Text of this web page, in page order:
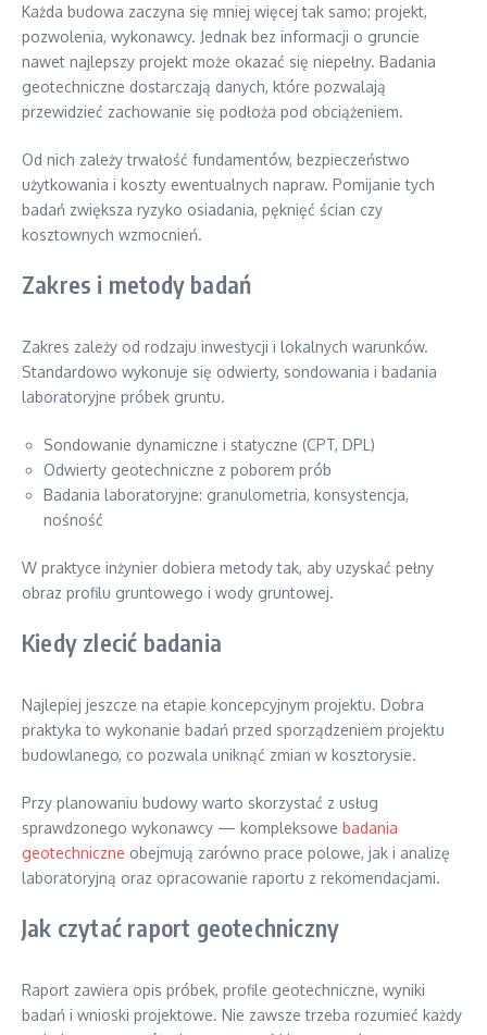
Każda budowa zaczyna się mniej więcej tak samo: projekt,
pozwolenia, wykonawcy. Jednak bez informacji o gruncie
nawet najlepszy projekt może okazać się niepełny. Badania
geotechniczne dostarczają danych, które pozwalają
przewidzieć zachowanie się podłoża pod obciążeniem.
Od nich zależy trwałość fundamentów, bezpieczeństwo
użytkowania i koszty ewentualnych napraw. Pomijanie tych
badań zwiększa ryzyko osiadania, pęknięć ścian czy
kosztownych wzmocnień.
Zakres i metody badań
Zakres zależy od rodzaju inwestycji i lokalnych warunków.
Standardowo wykonuje się odwierty, sondowania i badania
laboratoryjne próbek gruntu.
Sondowanie dynamiczne i statyczne (CPT, DPL)
Odwierty geotechniczne z poborem prób
Badania laboratoryjne: granulometria, konsystencja,
nośność
W praktyce inżynier dobiera metody tak, aby uzyskać pełny
obraz profilu gruntowego i wody gruntowej.
Kiedy zlecić badania
Najlepiej jeszcze na etapie koncepcyjnym projektu. Dobra
praktyka to wykonanie badań przed sporządzeniem projektu
budowlanego, co pozwala uniknąć zmian w kosztorysie.
Przy planowaniu budowy warto skorzystać z usług
sprawdzonego wykonawcy — kompleksowe badania
geotechniczne obejmują zarówno prace polowe, jak i analizę
laboratoryjną oraz opracowanie raportu z rekomendacjami.
Jak czytać raport geotechniczny
Raport zawiera opis próbek, profile geotechniczne, wyniki
badań i wnioski projektowe. Nie zawsze trzeba rozumieć każdy